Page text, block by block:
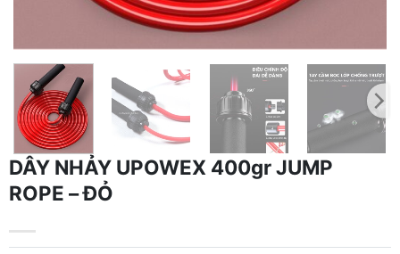
DÂY NHẢY UPOWEX 400gr JUMP
ROPE – ĐỎ